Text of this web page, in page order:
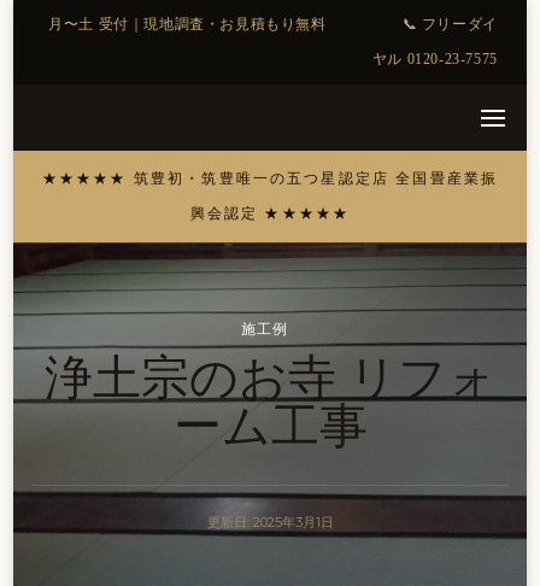
施工例
浄土宗のお寺 リフォ
ーム工事
更新日: 2025年3月1日